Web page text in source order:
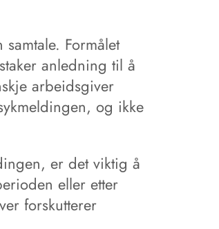
Formålet
anledning til å
arbeidsgiver
og ikke
er det viktig å
eller etter
forskutterer